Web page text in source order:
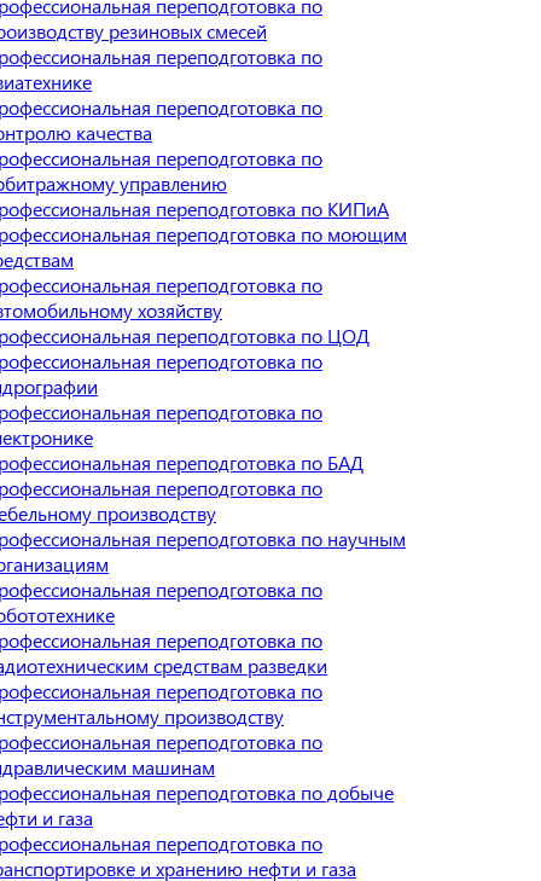
переподготовка по
резиновых смесей
переподготовка по
переподготовка по
качества
переподготовка по
управлению
переподготовка по КИПиА
переподготовка по моющим
переподготовка по
хозяйству
переподготовка по ЦОД
переподготовка по
переподготовка по
переподготовка по БАД
переподготовка по
производству
переподготовка по научным
переподготовка по
переподготовка по
средствам разведки
переподготовка по
производству
переподготовка по
машинам
переподготовка по добыче
и газа
переподготовка по
и хранению нефти и газа